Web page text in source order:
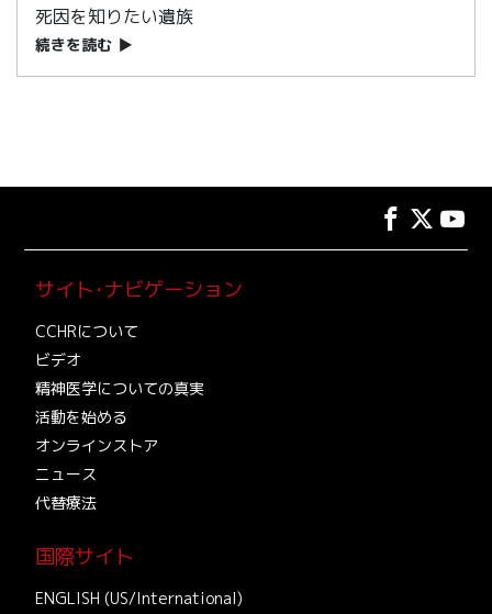
死因を知りたい遺族
続きを読む ▶
サイト･ナビゲーション
CCHRについて
ビデオ
精神医学についての真実
活動を始める
オンラインストア
ニュース
代替療法
国際サイト
ENGLISH (US/International)